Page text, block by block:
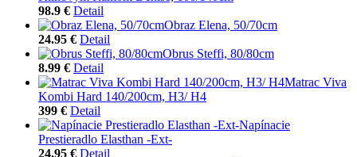
98.9 € Detail
Obraz Elena, 50/70cm
24.95 € Detail
Obrus Steffi, 80/80cm
8.99 € Detail
Matrac Viva
Kombi Hard 140/200cm, H3/ H4
399 € Detail
Napínacie
Prestieradlo Elasthan -Ext-
24.95 € Detail